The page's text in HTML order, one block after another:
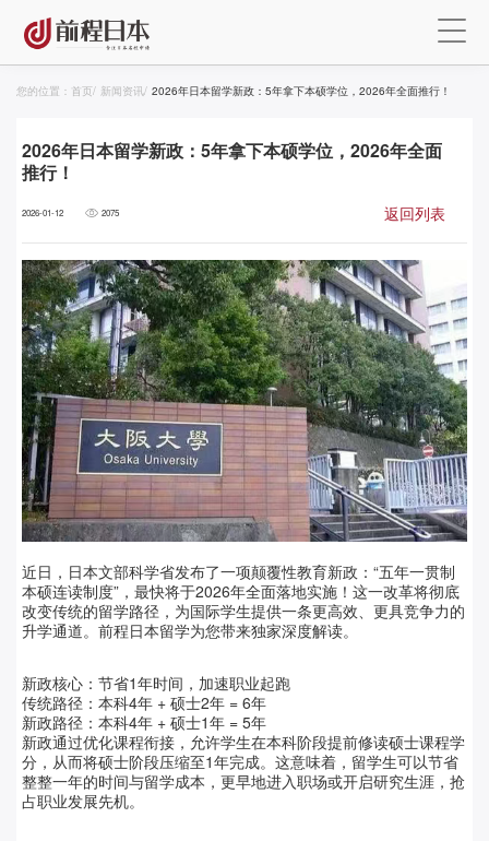
您的位置： 首页/ 新闻资讯/ 2026年日本留学新政：5年拿下本硕学位，2026年全面推行！
2026年日本留学新政：5年拿下本硕学位，2026年全面
推行！
2026-01-12 2075 返回列表
近日，日本文部科学省发布了一项颠覆性教育新政：“五年一贯制
本硕连读制度”，最快将于2026年全面落地实施！这一改革将彻底
改变传统的留学路径，为国际学生提供一条更高效、更具竞争力的
升学通道。前程日本留学为您带来独家深度解读。
新政核心：节省1年时间，加速职业起跑
传统路径：本科4年 + 硕士2年 = 6年
新政路径：本科4年 + 硕士1年 = 5年
新政通过优化课程衔接，允许学生在本科阶段提前修读硕士课程学
分，从而将硕士阶段压缩至1年完成。这意味着，留学生可以节省
整整一年的时间与留学成本，更早地进入职场或开启研究生涯，抢
占职业发展先机。